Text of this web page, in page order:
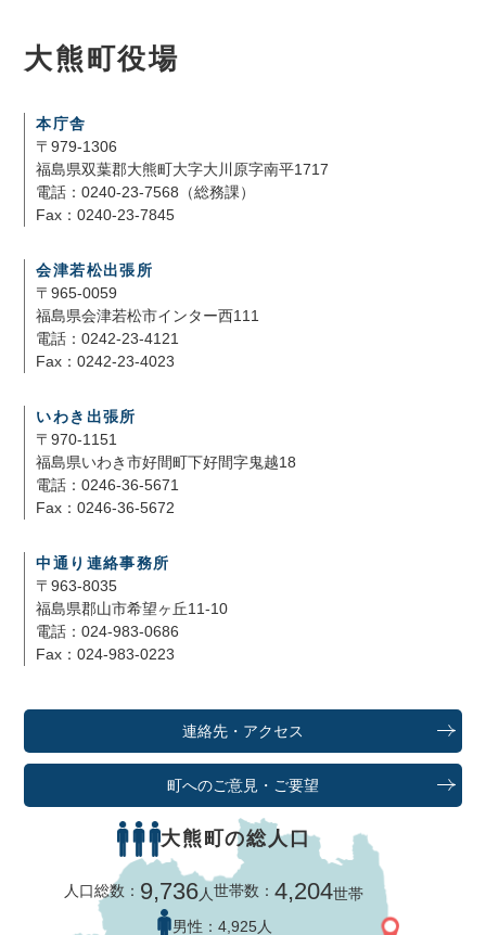
大熊町役場
本庁舎
〒979-1306
福島県双葉郡大熊町大字大川原字南平1717
電話：0240-23-7568（総務課）
Fax：0240-23-7845
会津若松出張所
〒965-0059
福島県会津若松市インター西111
電話：0242-23-4121
Fax：0242-23-4023
いわき出張所
〒970-1151
福島県いわき市好間町下好間字鬼越18
電話：0246-36-5671
Fax：0246-36-5672
中通り連絡事務所
〒963-8035
福島県郡山市希望ヶ丘11-10
電話：024-983-0686
Fax：024-983-0223
連絡先・アクセス
町へのご意見・ご要望
大熊町の総人口
人口総数： 9,736人世帯数：4,204世帯
男性： 4,925人